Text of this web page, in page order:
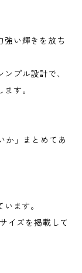
強い輝きを放ち
プル設計で、
す。
か」まとめてあ
ます。
イズを掲載して